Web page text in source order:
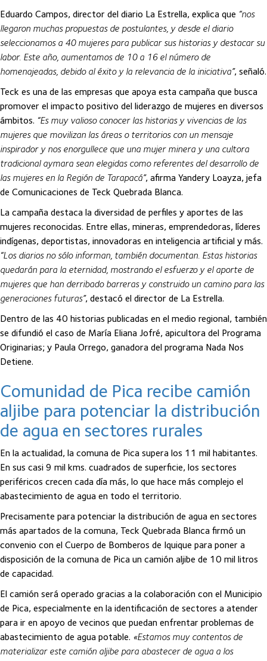
Eduardo Campos, director del diario La Estrella, explica que “nos
llegaron muchas propuestas de postulantes, y desde el diario
seleccionamos a 40 mujeres para publicar sus historias y destacar su
labor. Este año, aumentamos de 10 a 16 el número de
homenajeadas, debido al éxito y la relevancia de la iniciativa”, señaló.
Teck es una de las empresas que apoya esta campaña que busca
promover el impacto positivo del liderazgo de mujeres en diversos
ámbitos. “Es muy valioso conocer las historias y vivencias de las
mujeres que movilizan las áreas o territorios con un mensaje
inspirador y nos enorgullece que una mujer minera y una cultora
tradicional aymara sean elegidas como referentes del desarrollo de
las mujeres en la Región de Tarapacá”, afirma Yandery Loayza, jefa
de Comunicaciones de Teck Quebrada Blanca.
La campaña destaca la diversidad de perfiles y aportes de las
mujeres reconocidas. Entre ellas, mineras, emprendedoras, líderes
indígenas, deportistas, innovadoras en inteligencia artificial y más.
“Los diarios no sólo informan, también documentan. Estas historias
quedarán para la eternidad, mostrando el esfuerzo y el aporte de
mujeres que han derribado barreras y construido un camino para las
generaciones futuras”, destacó el director de La Estrella.
Dentro de las 40 historias publicadas en el medio regional, también
se difundió el caso de María Eliana Jofré, apicultora del Programa
Originarias; y Paula Orrego, ganadora del programa Nada Nos
Detiene.
Comunidad de Pica recibe camión
aljibe para potenciar la distribución
de agua en sectores rurales
En la actualidad, la comuna de Pica supera los 11 mil habitantes.
En sus casi 9 mil kms. cuadrados de superficie, los sectores
periféricos crecen cada día más, lo que hace más complejo el
abastecimiento de agua en todo el territorio.
Precisamente para potenciar la distribución de agua en sectores
más apartados de la comuna, Teck Quebrada Blanca firmó un
convenio con el Cuerpo de Bomberos de Iquique para poner a
disposición de la comuna de Pica un camión aljibe de 10 mil litros
de capacidad.
El camión será operado gracias a la colaboración con el Municipio
de Pica, especialmente en la identificación de sectores a atender
para ir en apoyo de vecinos que puedan enfrentar problemas de
abastecimiento de agua potable. «Estamos muy contentos de
materializar este camión aljibe para abastecer de agua a los